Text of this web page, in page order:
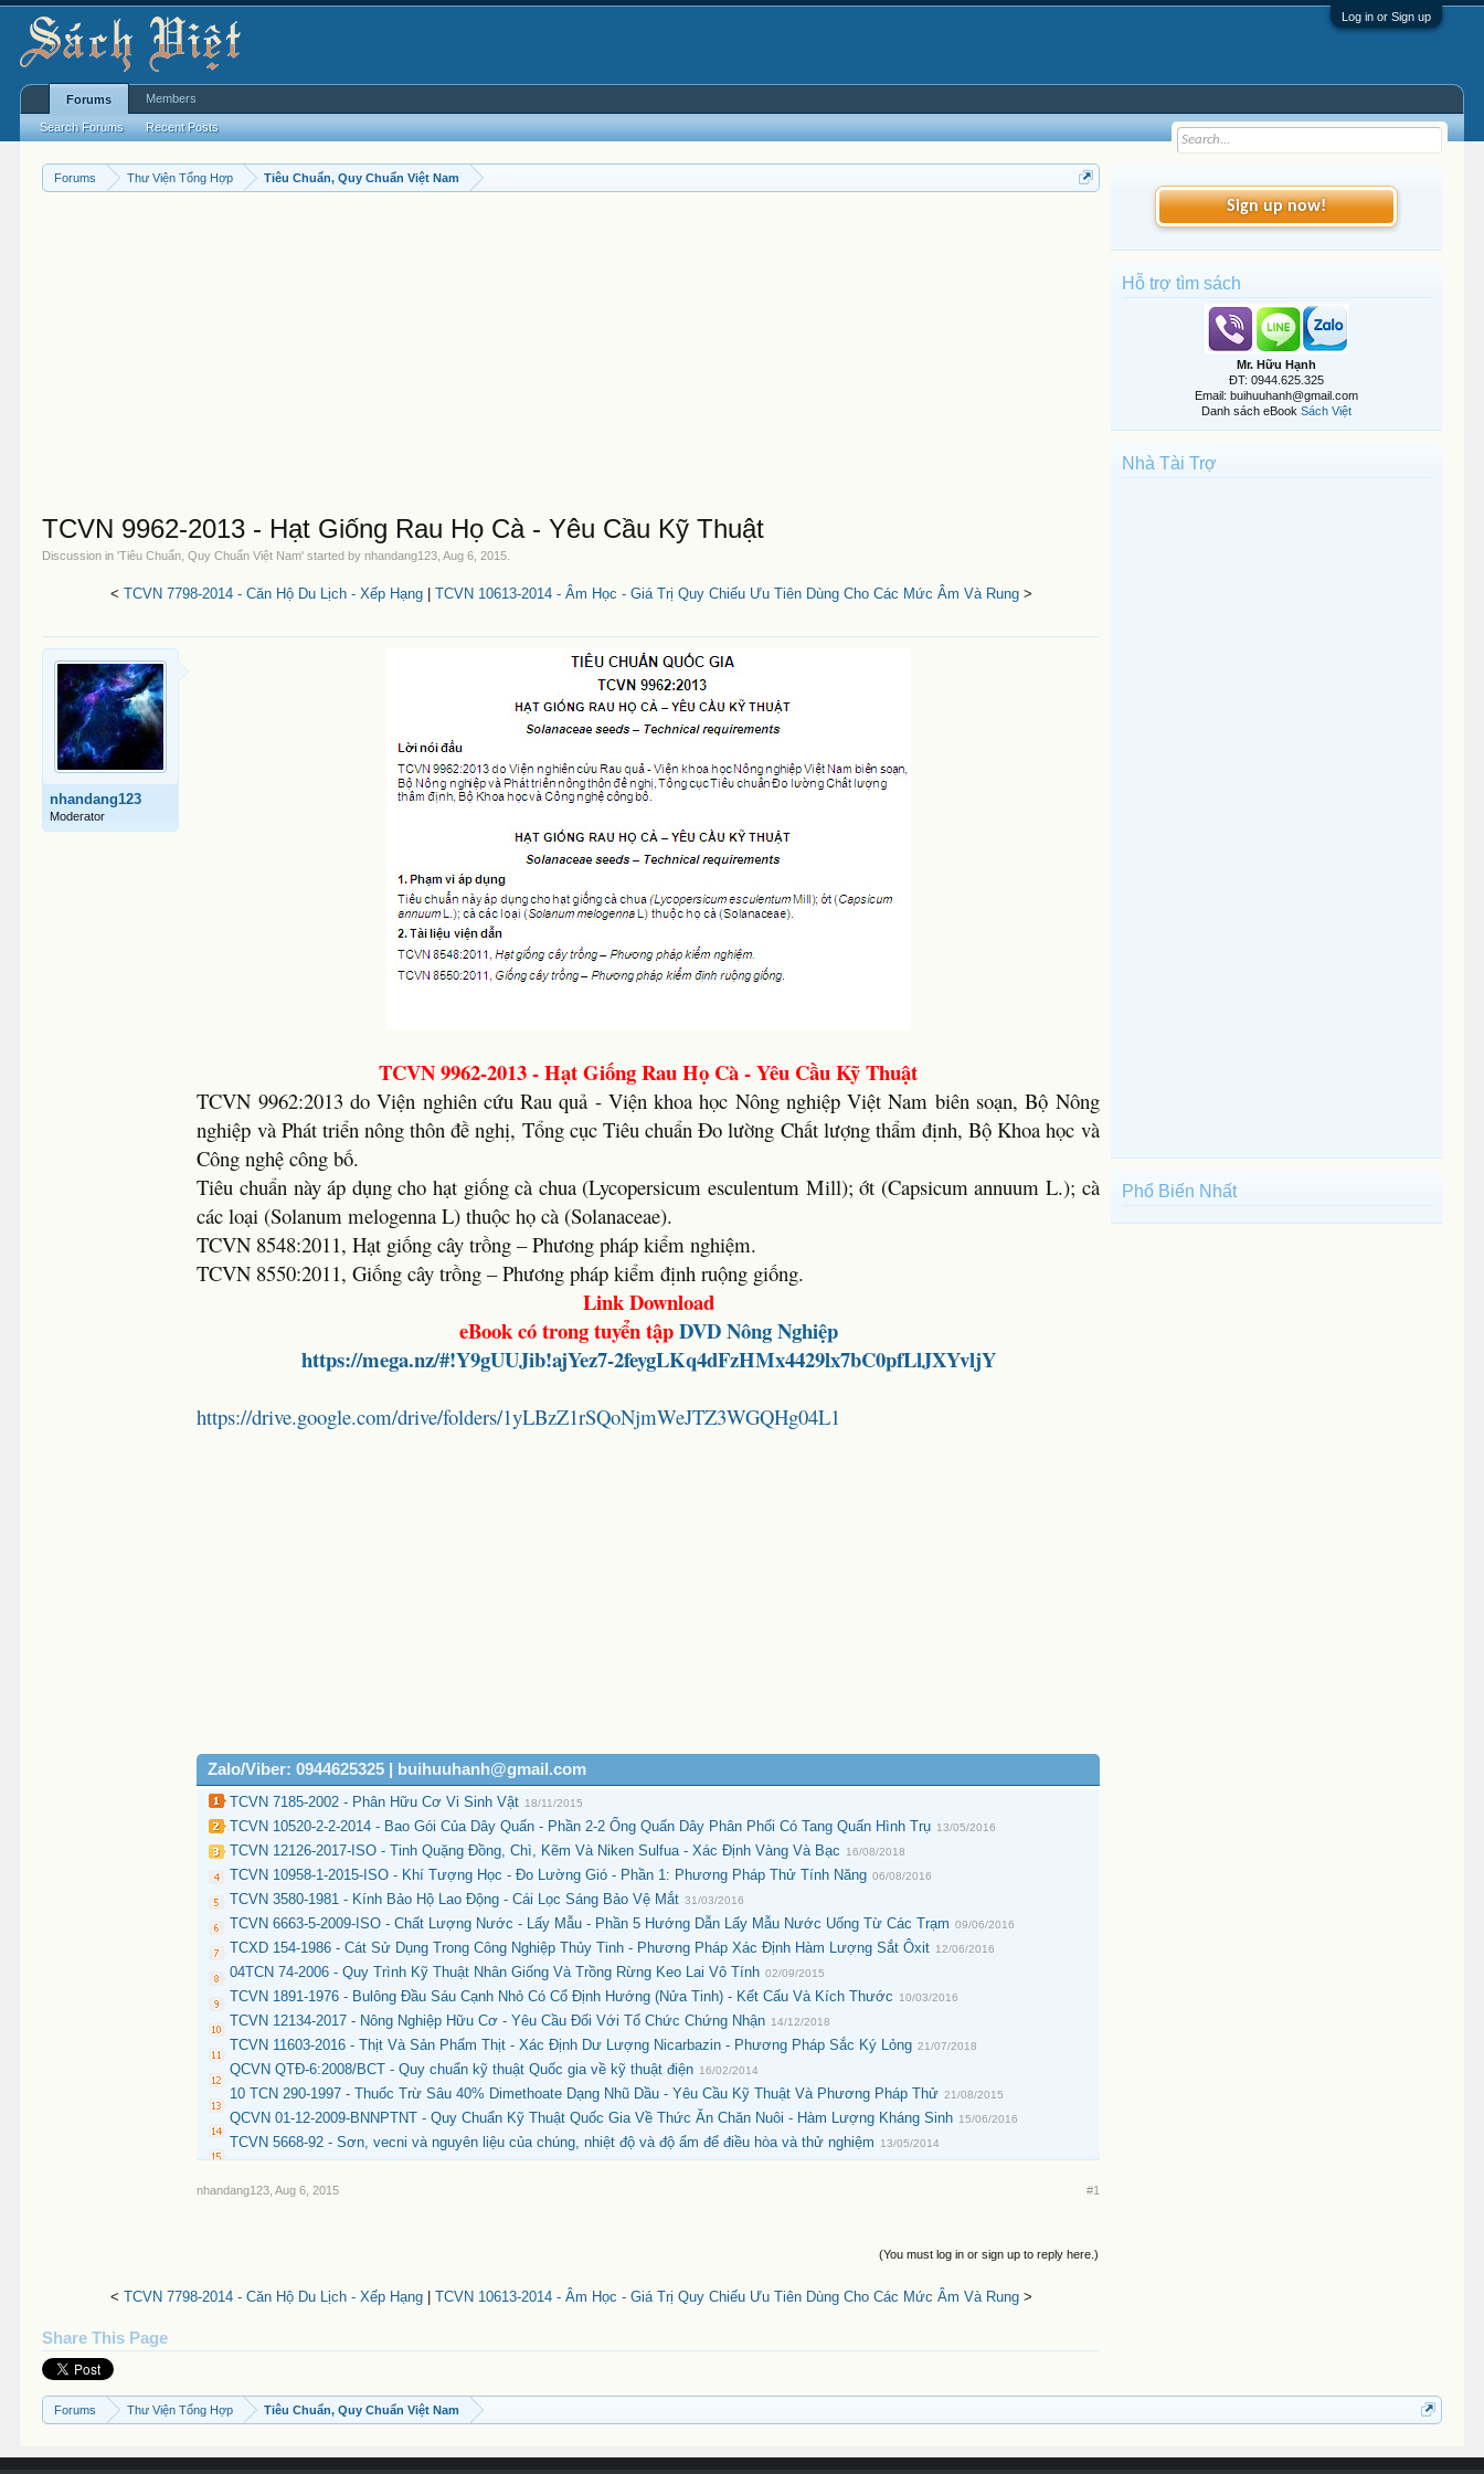
Log in or Sign up
Forums Thư Viện Tổng Hợp Tiêu Chuẩn, Quy Chuẩn Việt Nam
TCVN 9962-2013 - Hạt Giống Rau Họ Cà - Yêu Cầu Kỹ Thuật
Discussion in 'Tiêu Chuẩn, Quy Chuẩn Việt Nam' started bynhandang123 ,Aug 6, 2015
< TCVN 7798-2014 - Căn Hộ Du Lịch - Xếp Hạng| TCVN 10613-2014 - Âm Học - Giá Trị Quy Chiếu Ưu Tiên Dùng Cho Các Mức Âm Và Rung>
nhandang123
Moderator
TCVN 9962-2013 - Hạt Giống Rau Họ Cà - Yêu Cầu Kỹ Thuật
TCVN 9962:2013 do Viện nghiên cứu Rau quả - Viện khoa học Nông nghiệp Việt Nam biên soạn, Bộ Nông
nghiệp và Phát triển nông thôn đề nghị, Tổng cục Tiêu chuẩn Đo lường Chất lượng thẩm định, Bộ Khoa học và
Công nghệ công bố.
Tiêu chuẩn này áp dụng cho hạt giống cà chua (Lycopersicum esculentum Mill); ớt (Capsicum annuum L.); cà
các loại (Solanum melogenna L) thuộc họ cà (Solanaceae).
TCVN 8548:2011, Hạt giống cây trồng – Phương pháp kiểm nghiệm.
TCVN 8550:2011, Giống cây trồng – Phương pháp kiểm định ruộng giống.
Link Download
eBook có trong tuyển tậpDVD Nông Nghiệp
https://mega.nz/#!Y9gUUJib!ajYez7-2feygLKq4dFzHMx4429lx7bC0pfLlJXYvljY
https://drive.google.com/drive/folders/1yLBzZ1rSQoNjmWeJTZ3WGQHg04L1
Zalo/Viber: 0944625325 | buihuuhanh@gmail.com
TCVN 7185-2002 - Phân Hữu Cơ Vi Sinh Vật 18/11/2015
TCVN 10520-2-2-2014 - Bao Gói Của Dây Quấn - Phần 2-2 Ống Quấn Dây Phân Phối Có Tang Quấn Hình Trụ 13/05/2016
TCVN 12126-2017-ISO - Tinh Quặng Đồng, Chì, Kẽm Và Niken Sulfua - Xác Định Vàng Và Bạc 16/08/2018
TCVN 10958-1-2015-ISO - Khí Tượng Học - Đo Lường Gió - Phần 1: Phương Pháp Thử Tính Năng 06/08/2016
TCVN 3580-1981 - Kính Bảo Hộ Lao Động - Cái Lọc Sáng Bảo Vệ Mắt 31/03/2016
TCVN 6663-5-2009-ISO - Chất Lượng Nước - Lấy Mẫu - Phần 5 Hướng Dẫn Lấy Mẫu Nước Uống Từ Các Trạm 09/06/2016
TCXD 154-1986 - Cát Sử Dụng Trong Công Nghiệp Thủy Tinh - Phương Pháp Xác Định Hàm Lượng Sắt Ôxit 12/06/2016
04TCN 74-2006 - Quy Trình Kỹ Thuật Nhân Giống Và Trồng Rừng Keo Lai Vô Tính 02/09/2015
TCVN 1891-1976 - Bulông Đầu Sáu Cạnh Nhỏ Có Cổ Định Hướng (Nửa Tinh) - Kết Cấu Và Kích Thước 10/03/2016
TCVN 12134-2017 - Nông Nghiệp Hữu Cơ - Yêu Cầu Đối Với Tổ Chức Chứng Nhận 14/12/2018
TCVN 11603-2016 - Thịt Và Sản Phẩm Thịt - Xác Định Dư Lượng Nicarbazin - Phương Pháp Sắc Ký Lỏng 21/07/2018
QCVN QTĐ-6:2008/BCT - Quy chuẩn kỹ thuật Quốc gia về kỹ thuật điện 16/02/2014
10 TCN 290-1997 - Thuốc Trừ Sâu 40% Dimethoate Dạng Nhũ Dầu - Yêu Cầu Kỹ Thuật Và Phương Pháp Thử 21/08/2015
QCVN 01-12-2009-BNNPTNT - Quy Chuẩn Kỹ Thuật Quốc Gia Về Thức Ăn Chăn Nuôi - Hàm Lượng Kháng Sinh 15/06/2016
TCVN 5668-92 - Sơn, vecni và nguyên liệu của chúng, nhiệt độ và độ ẩm để điều hòa và thử nghiệm 13/05/2014
nhandang123 Aug 6, 2015 #1
(You must log in or sign up to reply here.)
< TCVN 7798-2014 - Căn Hộ Du Lịch - Xếp Hạng| TCVN 10613-2014 - Âm Học - Giá Trị Quy Chiếu Ưu Tiên Dùng Cho Các Mức Âm Và Rung>
Share This Page
Sign up now!
Hỗ trợ tìm sách
Mr. Hữu Hạnh
ĐT: 0944.625.325
Email: buihuuhanh@gmail.com
Danh sách eBook Sách Việt
Nhà Tài Trợ
Phổ Biến Nhất
Forums Thư Viện Tổng Hợp Tiêu Chuẩn, Quy Chuẩn Việt Nam
Forums
Search Forums Recent Posts
Members